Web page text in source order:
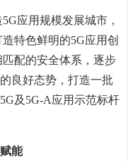
应用规模发展城市，
特色鲜明的5G应用创
配的安全体系，逐步
良好态势，打造一批
及5G-A应用示范标杆
能